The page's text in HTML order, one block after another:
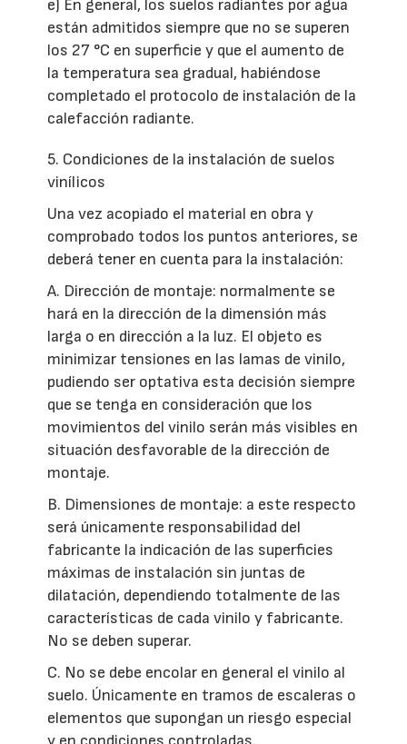
e) En general, los suelos radiantes por agua
están admitidos siempre que no se superen
los 27 °C en superficie y que el aumento de
la temperatura sea gradual, habiéndose
completado el protocolo de instalación de la
calefacción radiante.
5. Condiciones de la instalación de suelos
vinílicos
Una vez acopiado el material en obra y
comprobado todos los puntos anteriores, se
deberá tener en cuenta para la instalación:
A. Dirección de montaje: normalmente se
hará en la dirección de la dimensión más
larga o en dirección a la luz. El objeto es
minimizar tensiones en las lamas de vinilo,
pudiendo ser optativa esta decisión siempre
que se tenga en consideración que los
movimientos del vinilo serán más visibles en
situación desfavorable de la dirección de
montaje.
B. Dimensiones de montaje: a este respecto
será únicamente responsabilidad del
fabricante la indicación de las superficies
máximas de instalación sin juntas de
dilatación, dependiendo totalmente de las
características de cada vinilo y fabricante.
No se deben superar.
C. No se debe encolar en general el vinilo al
suelo. Únicamente en tramos de escaleras o
elementos que supongan un riesgo especial